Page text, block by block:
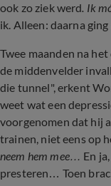
ook zo ziek werd. Ik
ik. Alleen: daarna ging
Twee maanden na
de middenvelder
die tunnel", erkent
weet wat een
voorgenomen dat hij
trainen, niet eens op
neem hem mee… En
presteren… Toen